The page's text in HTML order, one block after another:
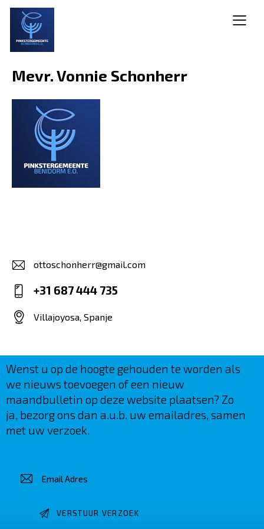
Mevr. Vonnie Schonherr
E-
m
ail
ottoschonherr@gmail.com
Ph
on
+31 687 444 735
es
s:
Villajoyosa, Spanje
Wenst u op de hoogte gehouden te worden als
we nieuws toevoegen of een nieuw
maandbulletin op deze website plaatsen? Zo
ja, bezorg ons dan a.u.b. uw emailadres, samen
met uw verzoek.